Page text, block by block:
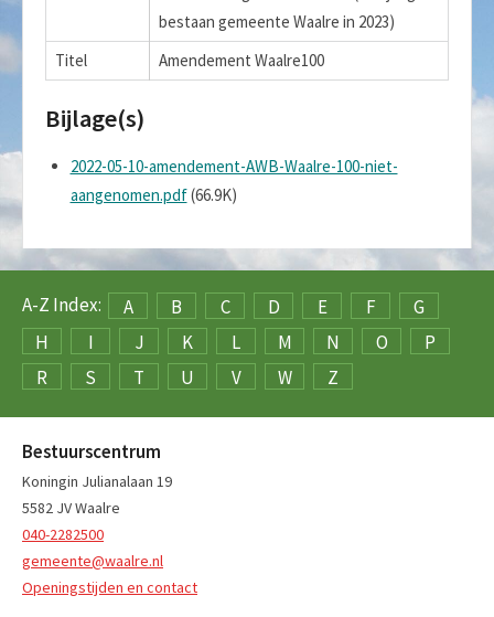
bestaan gemeente Waalre in 2023)
Titel
Amendement Waalre100
Bijlage(s)
2022-05-10-amendement-AWB-Waalre-100-niet-
aangenomen.pdf(66.9K)
A-Z Index: A B C D E F
G
H
I J K L M N O
P
R
S T U V W Z
Bestuurscentrum
Koningin Julianalaan 19
5582 JV Waalre
040-2282500
gemeente@waalre.nl
Openingstijden en contact